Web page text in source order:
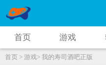
首页 游戏
首页 > 游戏> 我的寿司酒吧正版